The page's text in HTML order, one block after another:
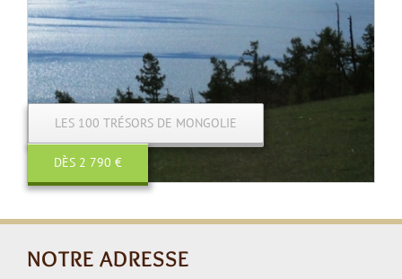
LES 100 TRÉSORS DE MONGOLIE
DÈS 2 790 €
NOTRE ADRESSE